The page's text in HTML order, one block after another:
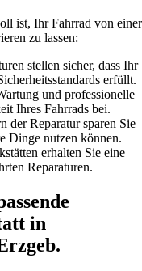
ist, Ihr Fahrrad von einer
zu lassen:
stellen sicher, dass Ihr
erfüllt.
und professionelle
Ihres Fahrrads bei.
der Reparatur sparen Sie
Dinge nutzen können.
erhalten Sie eine
Reparaturen.
in